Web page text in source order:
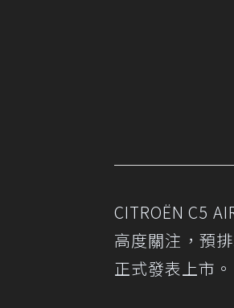
CITROËN C5
高度關注，預
正式發表上市。